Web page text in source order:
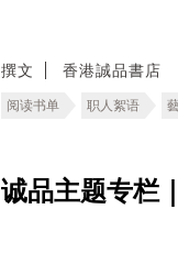
撰文 香港誠品書店
阅读书单 职人絮语
诚品主题专栏